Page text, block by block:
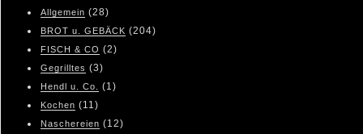
Allgemein (28)
BROT u. GEBÄCK (204)
FISCH & CO (2)
Gegrilltes (3)
Hendl u. Co. (1)
Kochen (11)
Naschereien (12)